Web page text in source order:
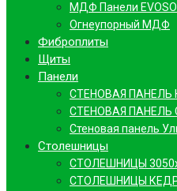
МДФ Панели
Огнеупорный МДФ
Фиброплиты
Щиты
Панели
СТЕНОВАЯ ПАНЕЛЬ
СТЕНОВАЯ ПАНЕЛЬ
Стеновая панель
Столешницы
СТОЛЕШНИЦЫ
СТОЛЕШНИЦЫ КЕДР